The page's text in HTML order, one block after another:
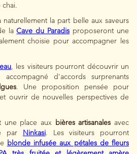
chai.
la part belle aux saveurs
laCave du Paradis proposeront une
choisie pour accompagner les
, les visiteurs pourront découvrir un
accompagné d'accords surprenants
. Une proposition pensée pour
ouvrir de nouvelles perspectives de
une place aux bières artisanales avec
par Ninkasi. Les visiteurs pourront
blonde infusée aux pétales de fleurs